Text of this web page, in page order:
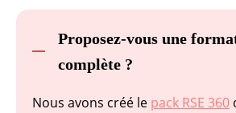
Proposez-vous une
complète ?
Nous avons créé le pack RSE 360